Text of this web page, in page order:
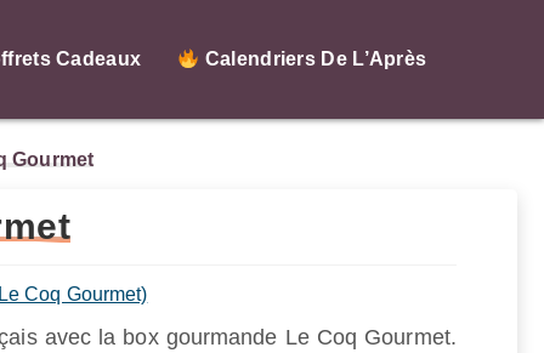
Cadeaux Calendriers De L’Après
Gourmet
Coq Gourmet)
avec la box gourmande Le Coq Gourmet.